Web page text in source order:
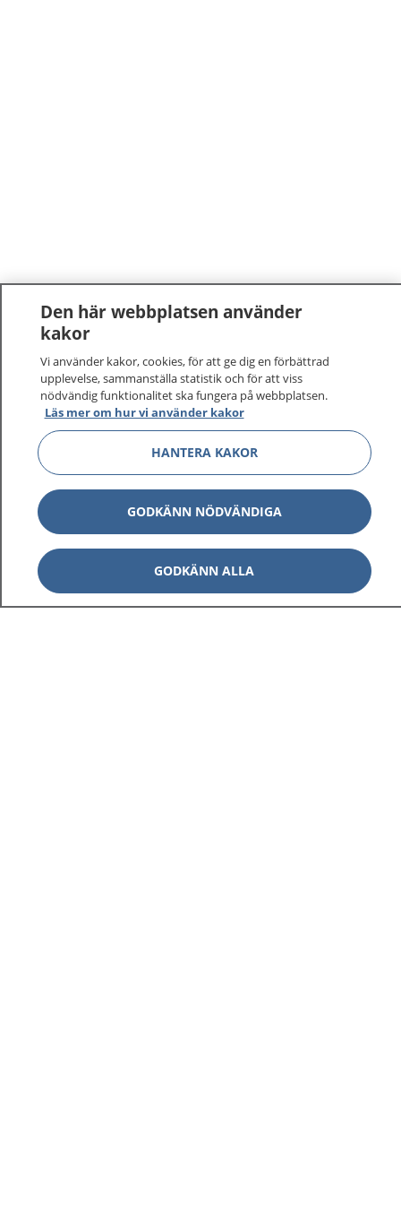
Den här webbplatsen använder
kakor
Vi använder kakor, cookies, för att ge dig en förbättrad
upplevelse, sammanställa statistik och för att viss
nödvändig funktionalitet ska fungera på webbplatsen.
Läs mer om hur vi använder kakor
HANTERA KAKOR
GODKÄNN NÖDVÄNDIGA
GODKÄNN ALLA